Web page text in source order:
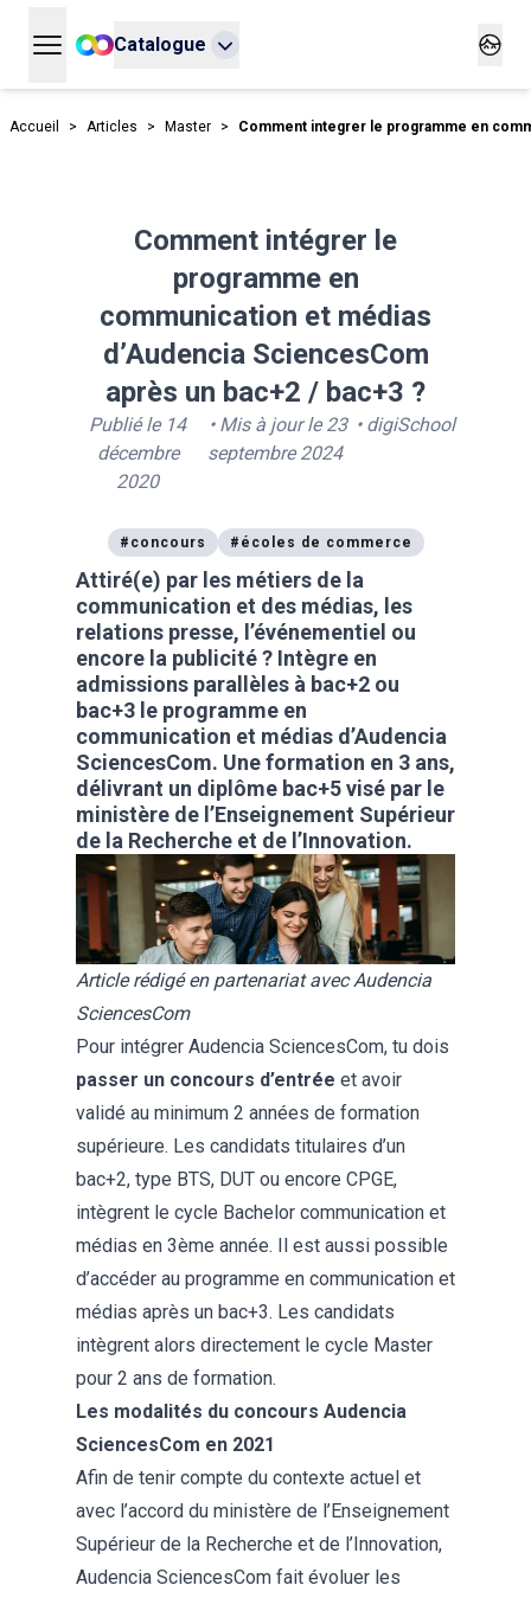
Ouvrir le menu principal
Catalogue
Accueil > Articles > Master > Comment integrer le programme en
Comment intégrer le
programme en
communication et médias
d’Audencia SciencesCom
après un bac+2 / bac+3 ?
Publié le 14
décembre
2020
• Mis à jour le 23
septembre 2024
• digiSchool
# concours # écoles de commerce
Attiré(e) par les métiers de la
communication et des médias, les
relations presse, l’événementiel ou
encore la publicité ? Intègre en
admissions parallèles à bac+2 ou
bac+3 le programme en
communication et médias d’Audencia
SciencesCom. Une formation en 3 ans,
délivrant un diplôme bac+5 visé par le
ministère de l’Enseignement Supérieur
de la Recherche et de l’Innovation.
Article rédigé en partenariat avec Audencia
SciencesCom
Pour intégrer Audencia SciencesCom, tu dois
passer un concours d’entrée et avoir
validé au minimum 2 années de formation
supérieure. Les candidats titulaires d’un
bac+2, type BTS, DUT ou encore CPGE,
intègrent le cycle Bachelor communication et
médias en 3ème année. Il est aussi possible
d’accéder au programme en communication et
médias après un bac+3. Les candidats
intègrent alors directement le cycle Master
pour 2 ans de formation.
Les modalités du concours Audencia
SciencesCom en 2021
Afin de tenir compte du contexte actuel et
avec l’accord du ministère de l’Enseignement
Supérieur de la Recherche et de l’Innovation,
Audencia SciencesCom fait évoluer les